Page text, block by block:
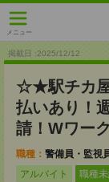
メニュー
掲載日 :2025/12/12
☆★駅チカ
払いあり！
請！Wワー
職種： 警備員・監視
アルバイト
職種